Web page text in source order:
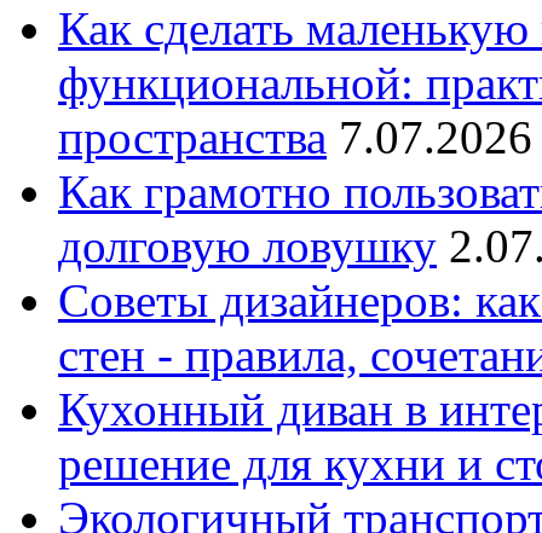
Как сделать
функциональной:
пространства
Как грамотно
долговую ловушку
Советы дизайнеров:
стен - правила,
Кухонный диван в
решение для кухни и
Экологичный